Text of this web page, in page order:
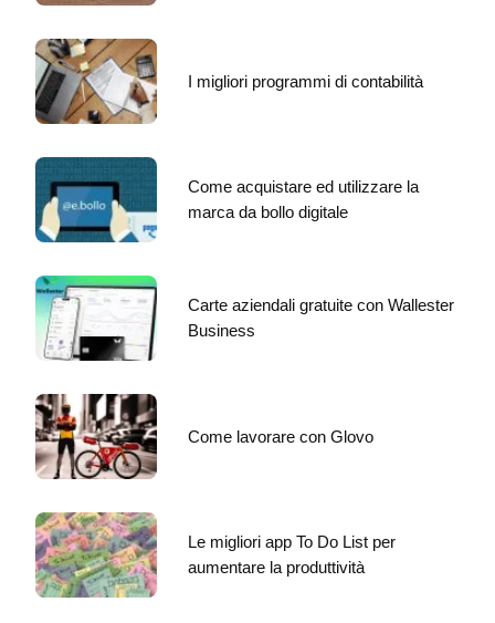
I migliori programmi di contabilità
Come acquistare ed utilizzare la
marca da bollo digitale
Carte aziendali gratuite con Wallester
Business
Come lavorare con Glovo
Le migliori app To Do List per
aumentare la produttività